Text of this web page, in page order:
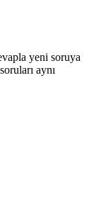
yeni soruya
aynı